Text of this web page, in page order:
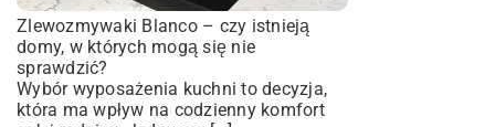
Zlewozmywaki Blanco – czy istnieją
domy, w których mogą się nie
sprawdzić?
Wybór wyposażenia kuchni to decyzja,
która ma wpływ na codzienny komfort